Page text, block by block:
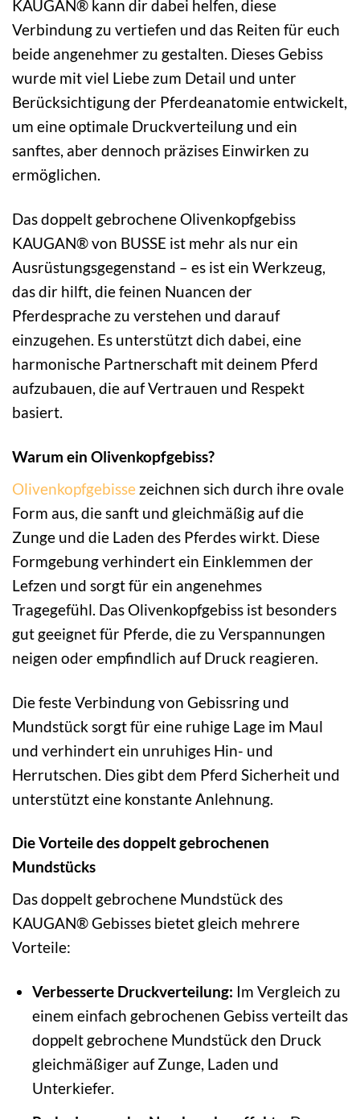
KAUGAN® kann dir dabei helfen, diese
Verbindung zu vertiefen und das Reiten für euch
beide angenehmer zu gestalten. Dieses Gebiss
wurde mit viel Liebe zum Detail und unter
Berücksichtigung der Pferdeanatomie entwickelt,
um eine optimale Druckverteilung und ein
sanftes, aber dennoch präzises Einwirken zu
ermöglichen.
Das doppelt gebrochene Olivenkopfgebiss
KAUGAN® von BUSSE ist mehr als nur ein
Ausrüstungsgegenstand – es ist ein Werkzeug,
das dir hilft, die feinen Nuancen der
Pferdesprache zu verstehen und darauf
einzugehen. Es unterstützt dich dabei, eine
harmonische Partnerschaft mit deinem Pferd
aufzubauen, die auf Vertrauen und Respekt
basiert.
Warum ein Olivenkopfgebiss?
Olivenkopfgebisse zeichnen sich durch ihre ovale
Form aus, die sanft und gleichmäßig auf die
Zunge und die Laden des Pferdes wirkt. Diese
Formgebung verhindert ein Einklemmen der
Lefzen und sorgt für ein angenehmes
Tragegefühl. Das Olivenkopfgebiss ist besonders
gut geeignet für Pferde, die zu Verspannungen
neigen oder empfindlich auf Druck reagieren.
Die feste Verbindung von Gebissring und
Mundstück sorgt für eine ruhige Lage im Maul
und verhindert ein unruhiges Hin- und
Herrutschen. Dies gibt dem Pferd Sicherheit und
unterstützt eine konstante Anlehnung.
Die Vorteile des doppelt gebrochenen
Mundstücks
Das doppelt gebrochene Mundstück des
KAUGAN® Gebisses bietet gleich mehrere
Vorteile:
Verbesserte Druckverteilung: Im Vergleich zu
einem einfach gebrochenen Gebiss verteilt das
doppelt gebrochene Mundstück den Druck
gleichmäßiger auf Zunge, Laden und
Unterkiefer.